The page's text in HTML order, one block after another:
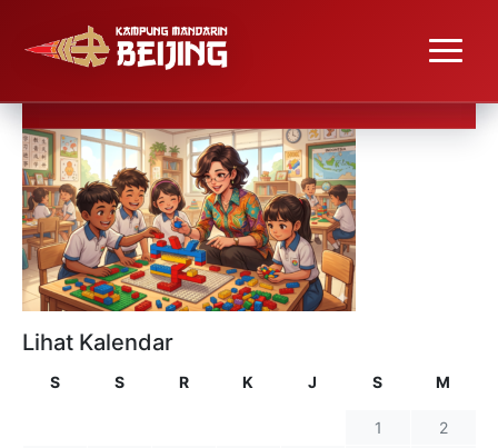
Lihat Kalendar
S S R K J S M
1
2